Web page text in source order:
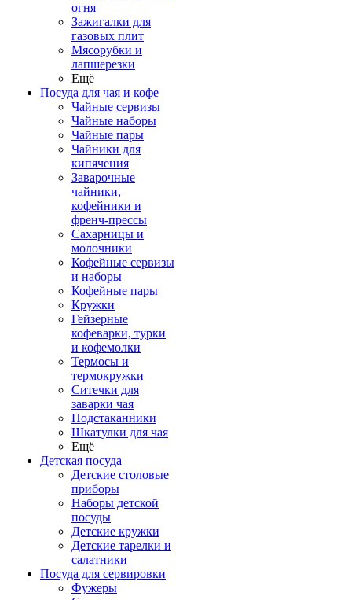
огня
Зажигалки для
газовых плит
Мясорубки и
лапшерезки
Ещё
Посуда для чая и кофе
Чайные сервизы
Чайные наборы
Чайные пары
Чайники для
кипячения
Заварочные
чайники,
кофейники и
френч-прессы
Сахарницы и
молочники
Кофейные сервизы
и наборы
Кофейные пары
Кружки
Гейзерные
кофеварки, турки
и кофемолки
Термосы и
термокружки
Ситечки для
заварки чая
Подстаканники
Шкатулки для чая
Ещё
Детская посуда
Детские столовые
приборы
Наборы детской
посуды
Детские кружки
Детские тарелки и
салатники
Посуда для сервировки
Фужеры